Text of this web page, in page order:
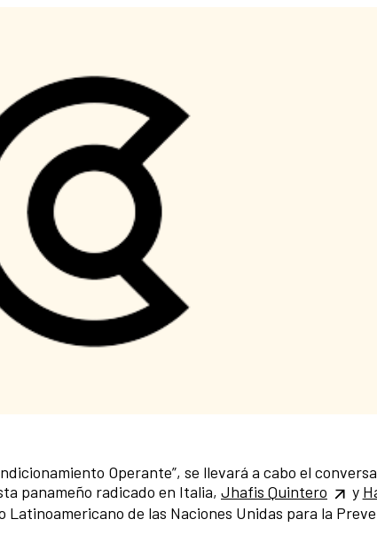
Operante”, se llevará a cabo el
panameño radicado en Italia, Jhafis Quintero y
de las Naciones Unidas para la